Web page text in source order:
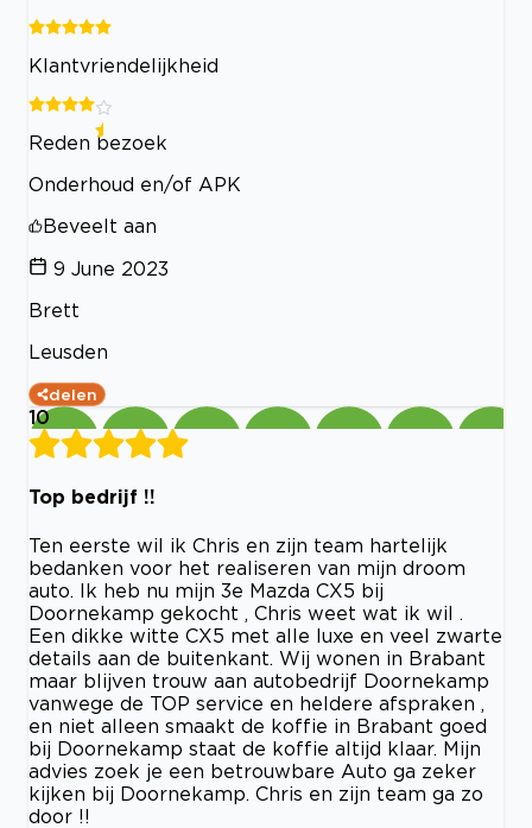
Klantvriendelijkheid
Reden bezoek
Onderhoud en/of APK
Beveelt aan
9 June 2023
Brett
Leusden
delen
10
Top bedrijf !!
Ten eerste wil ik Chris en zijn team hartelijk
bedanken voor het realiseren van mijn droom
auto. Ik heb nu mijn 3e Mazda CX5 bij
Doornekamp gekocht , Chris weet wat ik wil .
Een dikke witte CX5 met alle luxe en veel zwarte
details aan de buitenkant. Wij wonen in Brabant
maar blijven trouw aan autobedrijf Doornekamp
vanwege de TOP service en heldere afspraken ,
en niet alleen smaakt de koffie in Brabant goed
bij Doornekamp staat de koffie altijd klaar. Mijn
advies zoek je een betrouwbare Auto ga zeker
kijken bij Doornekamp. Chris en zijn team ga zo
door !!